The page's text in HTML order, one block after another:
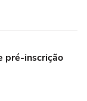
pré-inscrição